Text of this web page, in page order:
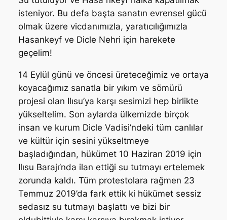
isteniyor. Bu defa başta sanatın evrensel gücü
olmak üzere vicdanımızla, yaratıcılığımızla
Hasankeyf ve Dicle Nehri için harekete
geçelim!
14 Eylül günü ve öncesi üreteceğimiz ve ortaya
koyacağımız sanatla bir yıkım ve sömürü
projesi olan Ilısu’ya karşı sesimizi hep birlikte
yükseltelim. Son aylarda ülkemizde birçok
insan ve kurum Dicle Vadisi’ndeki tüm canlılar
ve kültür için sesini yükseltmeye
başladığından, hükümet 10 Haziran 2019 için
Ilısu Barajı’nda ilan ettiği su tutmayı ertelemek
zorunda kaldı. Tüm protestolara rağmen 23
Temmuz 2019’da fark ettik ki hükümet sessiz
sedasız su tutmayı başlattı ve bizi bir